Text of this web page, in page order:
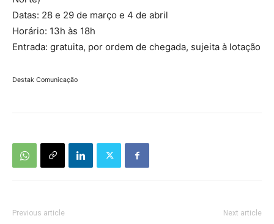
Datas: 28 e 29 de março e 4 de abril
Horário: 13h às 18h
Entrada: gratuita, por ordem de chegada, sujeita à lotação
Destak Comunicação
Previous article Next article